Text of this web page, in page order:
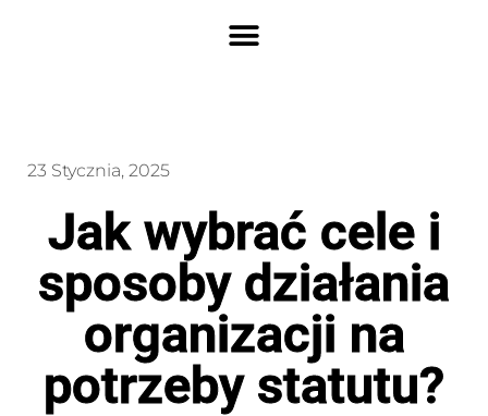
23 Stycznia, 2025
Jak wybrać cele i
sposoby działania
organizacji na
potrzeby statutu?